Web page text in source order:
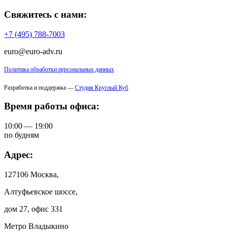
Свяжитесь с нами:
+7 (495) 788-7003
euro@euro-adv.ru
Политика обработки персональных данных
Разработка и поддержка — Студия Круглый Куб
Время работы офиса:
10:00 — 19:00
по будням
Адрес:
127106 Москва,
Алтуфьевское шоссе,
дом 27, офис 331
Метро Владыкино